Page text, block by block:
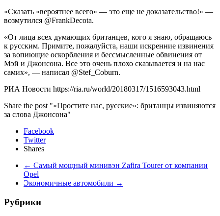
«Сказать «вероятнее всего» — это еще не доказательство!» —
возмутился @FrankDecota.
«От лица всех думающих британцев, кого я знаю, обращаюсь
к русским. Примите, пожалуйста, наши искренние извинения
за вопиющие оскорбления и бессмысленные обвинения от
Мэй и Джонсона. Все это очень плохо сказывается и на нас
самих», — написал @Stef_Coburn.
РИА Новости https://ria.ru/world/20180317/1516593043.html
Share the post "«Простите нас, русские»: британцы извиняются
за слова Джонсона"
Facebook
Twitter
Shares
← Самый мощный минивэн Zafira Tourer от компании
Opel
Экономичные автомобили →
Рубрики